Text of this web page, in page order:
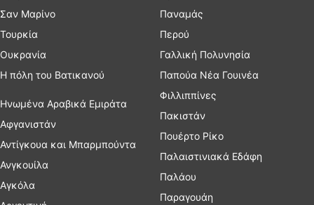
Σαν Μαρίνο
Τουρκία
Ουκρανία
Η πόλη του Βατικανού
Ηνωμένα Αραβικά Εμιράτα
Αφγανιστάν
Αντίγκουα και Μπαρμπούντα
Ανγκουίλα
Αγκόλα
Παναμάς
Περού
Γαλλική Πολυνησία
Παπούα Νέα Γουινέα
Φιλλιππίνες
Πακιστάν
Πουέρτο Ρίκο
Παλαιστινιακά Εδάφη
Παλάου
Παραγουάη